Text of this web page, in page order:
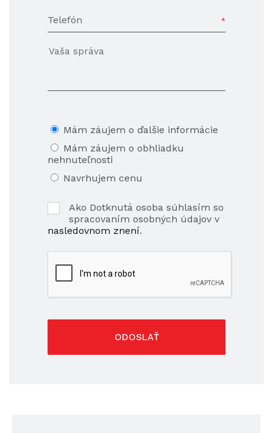
Telefón
Mám záujem o ďalšie informácie
Mám záujem o obhliadku
nehnuteľnosti
Navrhujem cenu
Ako Dotknutá osoba súhlasím so
spracovaním osobných údajov v
nasledovnom znení.
ODOSLAŤ